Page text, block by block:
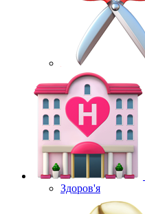
Здоров'я